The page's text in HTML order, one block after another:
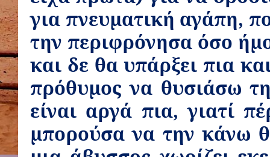
για πνευματική αγάπη,
την περιφρόνησα όσο
και δε θα υπάρξει πια
πρόθυμος να θυσιάσω
είναι αργά πια, γιατί
μπορούσα να την κάνω